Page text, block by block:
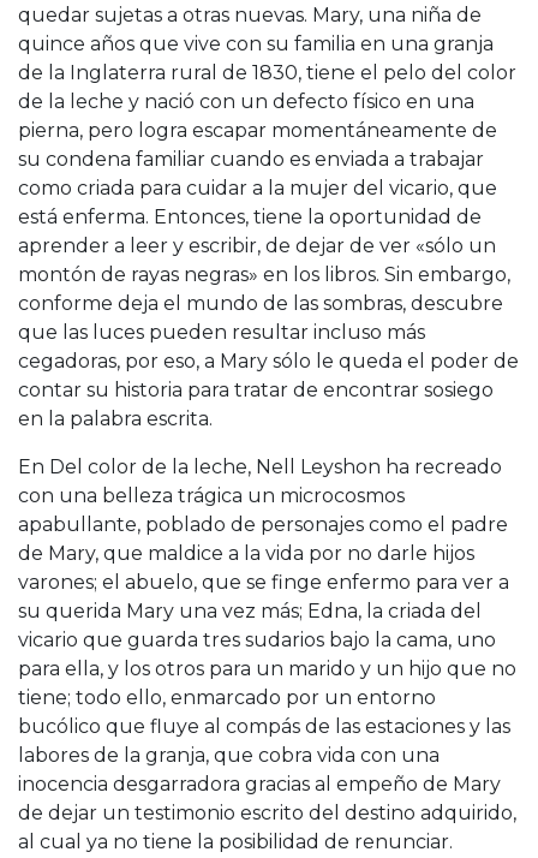
quedar sujetas a otras nuevas. Mary, una niña de
quince años que vive con su familia en una granja
de la Inglaterra rural de 1830, tiene el pelo del color
de la leche y nació con un defecto físico en una
pierna, pero logra escapar momentáneamente de
su condena familiar cuando es enviada a trabajar
como criada para cuidar a la mujer del vicario, que
está enferma. Entonces, tiene la oportunidad de
aprender a leer y escribir, de dejar de ver «sólo un
montón de rayas negras» en los libros. Sin embargo,
conforme deja el mundo de las sombras, descubre
que las luces pueden resultar incluso más
cegadoras, por eso, a Mary sólo le queda el poder de
contar su historia para tratar de encontrar sosiego
en la palabra escrita.
En Del color de la leche, Nell Leyshon ha recreado
con una belleza trágica un microcosmos
apabullante, poblado de personajes como el padre
de Mary, que maldice a la vida por no darle hijos
varones; el abuelo, que se finge enfermo para ver a
su querida Mary una vez más; Edna, la criada del
vicario que guarda tres sudarios bajo la cama, uno
para ella, y los otros para un marido y un hijo que no
tiene; todo ello, enmarcado por un entorno
bucólico que fluye al compás de las estaciones y las
labores de la granja, que cobra vida con una
inocencia desgarradora gracias al empeño de Mary
de dejar un testimonio escrito del destino adquirido,
al cual ya no tiene la posibilidad de renunciar.